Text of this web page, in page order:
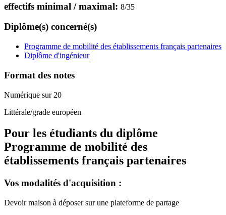
effectifs minimal / maximal: 8/35
Diplôme(s) concerné(s)
Programme de mobilité des établissements français partenaires
Diplôme d'ingénieur
Format des notes
Numérique sur 20
Littérale/grade européen
Pour les étudiants du diplôme
Programme de mobilité des
établissements français partenaires
Vos modalités d'acquisition :
Devoir maison à déposer sur une plateforme de partage